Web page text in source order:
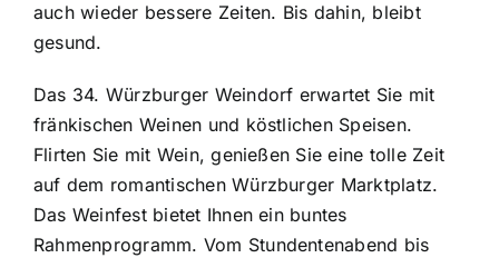
auch wieder bessere Zeiten. Bis dahin, bleibt
gesund.
Das 34. Würzburger Weindorf erwartet Sie mit
fränkischen Weinen und köstlichen Speisen.
Flirten Sie mit Wein, genießen Sie eine tolle Zeit
auf dem romantischen Würzburger Marktplatz.
Das Weinfest bietet Ihnen ein buntes
Rahmenprogramm. Vom Stundentenabend bis